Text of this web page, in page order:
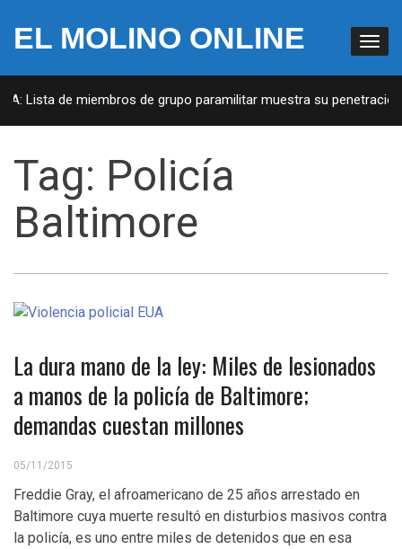
EL MOLINO ONLINE
Lista de miembros de grupo paramilitar muestra su penetración
Tag: Policía
Baltimore
La dura mano de la ley: Miles de lesionados
a manos de la policía de Baltimore;
demandas cuestan millones
05/11/2015
Freddie Gray, el afroamericano de 25 años arrestado en
Baltimore cuya muerte resultó en disturbios masivos contra
la policía, es uno entre miles de detenidos que en esa